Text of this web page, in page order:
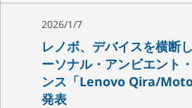
2026/1/7
レノボ、デバイスを横断
ーソナル・アンビエント
ンス「Lenovo Qira/
発表